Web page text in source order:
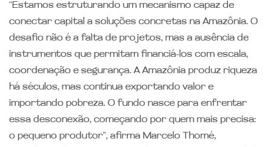
“Estamos estruturando um mecanismo capaz de
conectar capital a soluções concretas na Amazônia. O
desafio não é a falta de projetos, mas a ausência de
instrumentos que permitam financiá-los com escala,
coordenação e segurança. A Amazônia produz riqueza
há séculos, mas continua exportando valor e
importando pobreza. O fundo nasce para enfrentar
essa desconexão, começando por quem mais precisa:
o pequeno produtor”, afirma Marcelo Thomé,